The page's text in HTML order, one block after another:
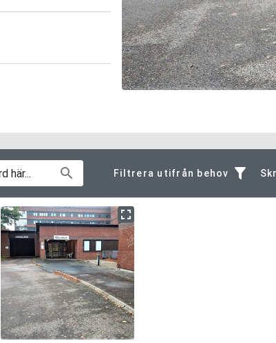
Filtrera utifrån behov
Allmän information